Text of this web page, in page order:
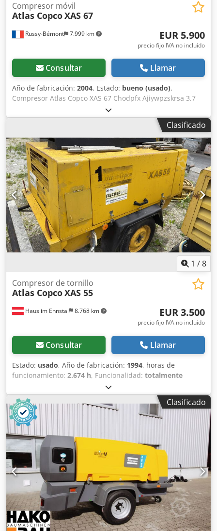
Russy-Bémont 7.999 km
Compresor móvil
Atlas CopcoXAS 67
EUR 5.900
precio fijo IVA no incluído
Consultar Llamar
Año de fabricación: 2004, Estado: bueno (usado),
Compresor Atlas Copco XAS 67 Chodpfx Ajiywpzskrsa 3,7
m³/min Horas de funcionamiento: 2.371 h Motor Deutz
Tipo: diésel
Clasificado
1 /8
Haus im Ennstal 8.768 km
Compresor de tornillo
Atlas CopcoXAS 55
EUR 3.500
precio fijo IVA no incluído
Consultar Llamar
Estado: usado, Año de fabricación: 1994, horas de
funcionamiento: 2.674 h, Funcionalidad: totalmente
, Atlas Copco XAS 55 Compresor de obra /
Compresor de tornillo - Año 1994 - incluye accesorios
Venta comercial de un compresor móvil Atlas Copco XAS 55
en paquete completo. En venta un compresor de tornillo
fiable y robusto del reconocido fabricante Atlas Copco,
modelo XAS 55. El equipo proviene de la flota de Fischer
Bau GmbH, está montado sobre un práctico chasis de un
solo eje con lanza de remolque y está listo para uso
inmediato en obra. Chsdpozbu Rrjfx Akrja Datos del
vehículo y características técnicas (según placa de
identificación e instrumentos): Fabricante: Atlas Copco
Modelo: XAS 55 Año de fabricación: 1994 Horas de
funcionamiento: 2.674,5 horas (según el contador horario
VDO original) Construcción: Compresor móvil para
remolque (monoeje) Amplio conjunto de accesorios
Clasificado